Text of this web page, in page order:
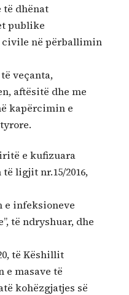
dhënat
publike
civile në përballimin
veçanta,
aftësitë dhe me
kapërcimin e
e kufizuara
ligjit nr.15/2016,
infeksioneve
të ndryshuar, dhe
të Këshillit
e masave të
kohëzgjatjes së